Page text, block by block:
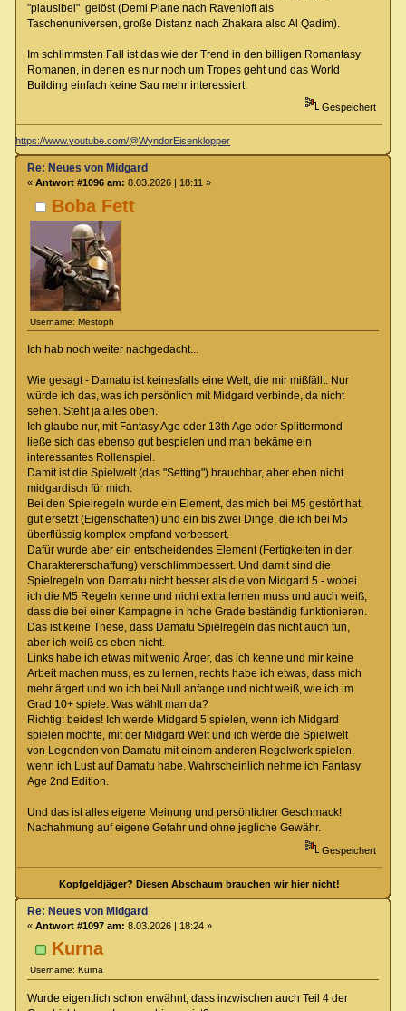
"plausibel" gelöst (Demi Plane nach Ravenloft als
Taschenuniversen, große Distanz nach Zhakara also Al Qadim).
Im schlimmsten Fall ist das wie der Trend in den billigen Romantasy
Romanen, in denen es nur noch um Tropes geht und das World
Building einfach keine Sau mehr interessiert.
Gespeichert
https://www.youtube.com/@WyndorEisenklopper
Boba Fett
Username: Mestoph
Re: Neues von Midgard
« Antwort #1096 am: 8.03.2026 | 18:11 »
Ich hab noch weiter nachgedacht...
Wie gesagt - Damatu ist keinesfalls eine Welt, die mir mißfällt. Nur
würde ich das, was ich persönlich mit Midgard verbinde, da nicht
sehen. Steht ja alles oben.
Ich glaube nur, mit Fantasy Age oder 13th Age oder Splittermond
ließe sich das ebenso gut bespielen und man bekäme ein
interessantes Rollenspiel.
Damit ist die Spielwelt (das "Setting") brauchbar, aber eben nicht
midgardisch für mich.
Bei den Spielregeln wurde ein Element, das mich bei M5 gestört hat,
gut ersetzt (Eigenschaften) und ein bis zwei Dinge, die ich bei M5
überflüssig komplex empfand verbessert.
Dafür wurde aber ein entscheidendes Element (Fertigkeiten in der
Charaktererschaffung) verschlimmbessert. Und damit sind die
Spielregeln von Damatu nicht besser als die von Midgard 5 - wobei
ich die M5 Regeln kenne und nicht extra lernen muss und auch weiß,
dass die bei einer Kampagne in hohe Grade beständig funktionieren.
Das ist keine These, dass Damatu Spielregeln das nicht auch tun,
aber ich weiß es eben nicht.
Links habe ich etwas mit wenig Ärger, das ich kenne und mir keine
Arbeit machen muss, es zu lernen, rechts habe ich etwas, dass mich
mehr ärgert und wo ich bei Null anfange und nicht weiß, wie ich im
Grad 10+ spiele. Was wählt man da?
Richtig: beides! Ich werde Midgard 5 spielen, wenn ich Midgard
spielen möchte, mit der Midgard Welt und ich werde die Spielwelt
von Legenden von Damatu mit einem anderen Regelwerk spielen,
wenn ich Lust auf Damatu habe. Wahrscheinlich nehme ich Fantasy
Age 2nd Edition.
Und das ist alles eigene Meinung und persönlicher Geschmack!
Nachahmung auf eigene Gefahr und ohne jegliche Gewähr.
Gespeichert
Kopfgeldjäger? Diesen Abschaum brauchen wir hier nicht!
Kurna
Username: Kurna
Re: Neues von Midgard
« Antwort #1097 am: 8.03.2026 | 18:24 »
Wurde eigentlich schon erwähnt, dass inzwischen auch Teil 4 der